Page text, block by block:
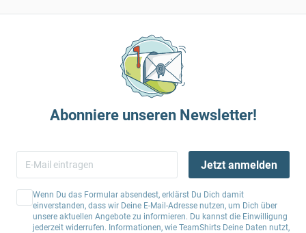
Abonniere unseren Newsletter!
Jetzt anmelden
Wenn Du das Formular absendest, erklärst Du Dich damit
einverstanden, dass wir Deine E-Mail-Adresse nutzen, um Dich über
unsere aktuellen Angebote zu informieren. Du kannst die Einwilligung
jederzeit widerrufen. Informationen, wie TeamShirts Deine Daten nutzt,